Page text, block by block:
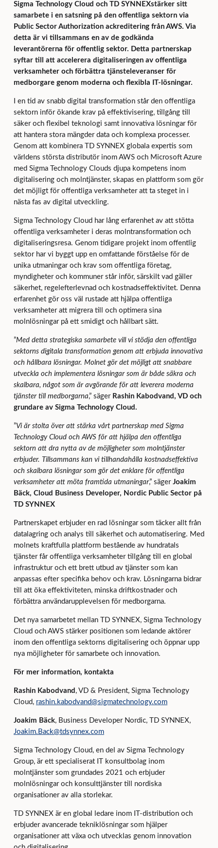
Sigma Technology Cloud och TD SYNNEXstärker sitt
samarbete i en satsning på den offentliga sektorn via
Public Sector Authorization ackreditering från AWS. Via
detta är vi tillsammans en av de godkända
leverantörerna för offentlig sektor. Detta partnerskap
syftar till att accelerera digitaliseringen av offentliga
verksamheter och förbättra tjänsteleveranser för
medborgare genom moderna och flexibla IT-lösningar.
I en tid av snabb digital transformation står den offentliga
sektorn inför ökande krav på effektivisering, tillgång till
säker och flexibel teknologi samt innovativa lösningar för
att hantera stora mängder data och komplexa processer.
Genom att kombinera TD SYNNEX globala expertis som
världens största distributör inom AWS och Microsoft Azure
med Sigma Technology Clouds djupa kompetens inom
digitalisering och molntjänster, skapas en plattform som gör
det möjligt för offentliga verksamheter att ta steget in i
nästa fas av digital utveckling.
Sigma Technology Cloud har lång erfarenhet av att stötta
offentliga verksamheter i deras molntransformation och
digitaliseringsresa. Genom tidigare projekt inom offentlig
sektor har vi byggt upp en omfattande förståelse för de
unika utmaningar och krav som offentliga företag,
myndigheter och kommuner står inför, särskilt vad gäller
säkerhet, regelefterlevnad och kostnadseffektivitet. Denna
erfarenhet gör oss väl rustade att hjälpa offentliga
verksamheter att migrera till och optimera sina
molnlösningar på ett smidigt och hållbart sätt.
”Med detta strategiska samarbete vill vi stödja den offentliga
sektorns digitala transformation genom att erbjuda innovativa
och hållbara lösningar. Molnet gör det möjligt att snabbare
utveckla och implementera lösningar som är både säkra och
skalbara, något som är avgörande för att leverera moderna
tjänster till medborgarna,” säger Rashin Kabodvand, VD och
grundare av Sigma Technology Cloud.
”Vi är stolta över att stärka vårt partnerskap med Sigma
Technology Cloud och AWS för att hjälpa den offentliga
sektorn att dra nytta av de möjligheter som molntjänster
erbjuder. Tillsammans kan vi tillhandahålla kostnadseffektiva
och skalbara lösningar som gör det enklare för offentliga
verksamheter att möta framtida utmaningar,” säger Joakim
Bäck, Cloud Business Developer, Nordic Public Sector på
TD SYNNEX
Partnerskapet erbjuder en rad lösningar som täcker allt från
datalagring och analys till säkerhet och automatisering. Med
molnets kraftfulla plattform bestående av hundratals
tjänster får offentliga verksamheter tillgång till en global
infrastruktur och ett brett utbud av tjänster som kan
anpassas efter specifika behov och krav. Lösningarna bidrar
till att öka effektiviteten, minska driftkostnader och
förbättra användarupplevelsen för medborgarna.
Det nya samarbetet mellan TD SYNNEX, Sigma Technology
Cloud och AWS stärker positionen som ledande aktörer
inom den offentliga sektorns digitalisering och öppnar upp
nya möjligheter för samarbete och innovation.
För mer information, kontakta
Rashin Kabodvand , VD & President, Sigma Technology
Cloud, rashin.kabodvand@sigmatechnology.com
Joakim Bäck, Business Developer Nordic, TD SYNNEX,
Joakim.Back@tdsynnex.com
Sigma Technology Cloud, en del av Sigma Technology
Group, är ett specialiserat IT konsultbolag inom
molntjänster som grundades 2021 och erbjuder
molnlösningar och konsulttjänster till nordiska
organisationer av alla storlekar.
TD SYNNEX är en global ledare inom IT-distribution och
erbjuder avancerade tekniklösningar som hjälper
organisationer att växa och utvecklas genom innovation